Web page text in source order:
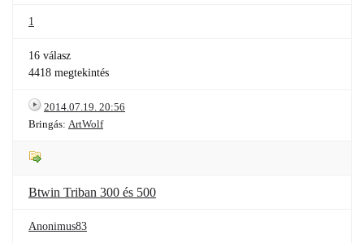
1
16 válasz
4418 megtekintés
2014.07.19. 20:56
Bringás: ArtWolf
Btwin Triban 300 és 500
Anonimus83